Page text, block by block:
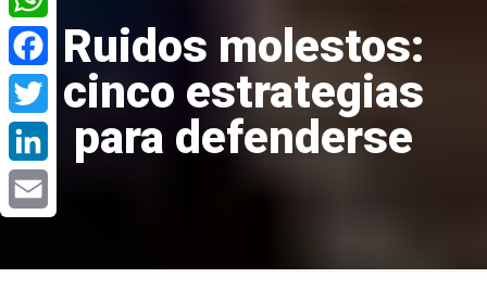
Ruidos molestos:
cinco estrategias
para defenderse
WhatsApp
Facebook
Twitter
LinkedIn